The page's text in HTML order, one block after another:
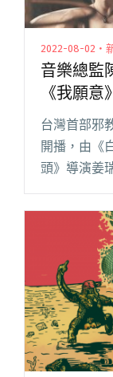
2022-08-02・
音樂總監
《我願
步上線
台灣首部邪
開播，由《
頭》導演姜
淳耀、田中
音樂則由音
聯手打造。
手Dizparity
樂版同步上